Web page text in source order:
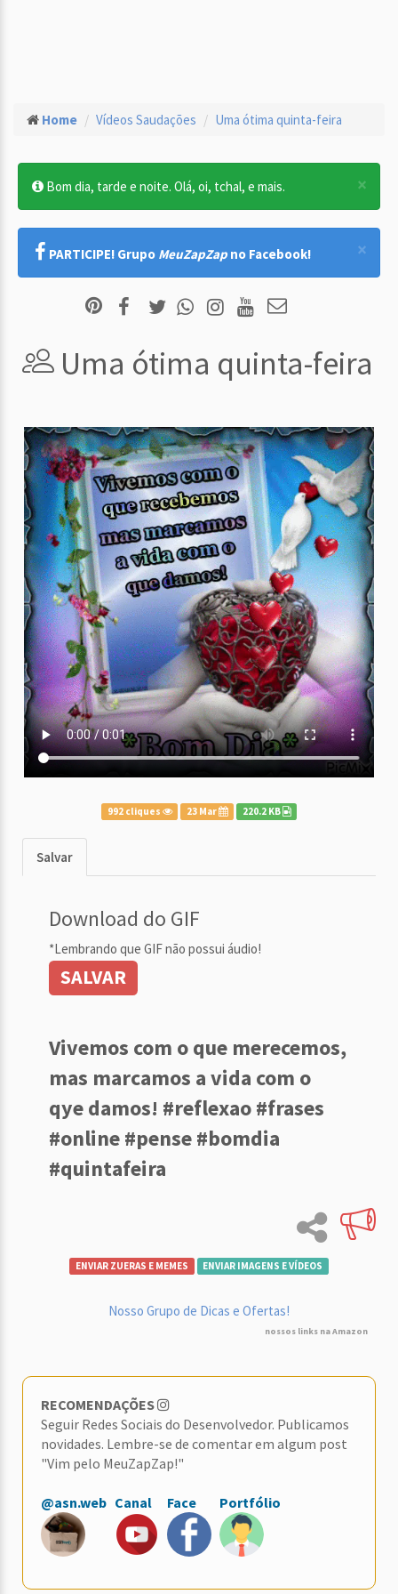
Home Vídeos Saudações Uma ótima quinta-feira
×
Bom dia, tarde e noite. Olá, oi, tchal, e mais.
×
PARTICIPE! Grupo MeuZapZap no Facebook!
Uma ótima quinta-feira
992 cliques 23 Mar 220.2 KB
Salvar
Download do GIF
*Lembrando que GIF não possui áudio!
SALVAR
Vivemos com o que merecemos,
mas marcamos a vida com o
qye damos! #reflexao #frases
#online #pense #bomdia
#quintafeira
ENVIAR ZUERAS E MEMES ENVIAR IMAGENS E VÍDEOS
Nosso Grupo de Dicas e Ofertas!
nossos links na Amazon
RECOMENDAÇÕES
Seguir Redes Sociais do Desenvolvedor. Publicamos
novidades. Lembre-se de comentar em algum post
"Vim pelo MeuZapZap!"
@asn.web Canal Face Portfólio